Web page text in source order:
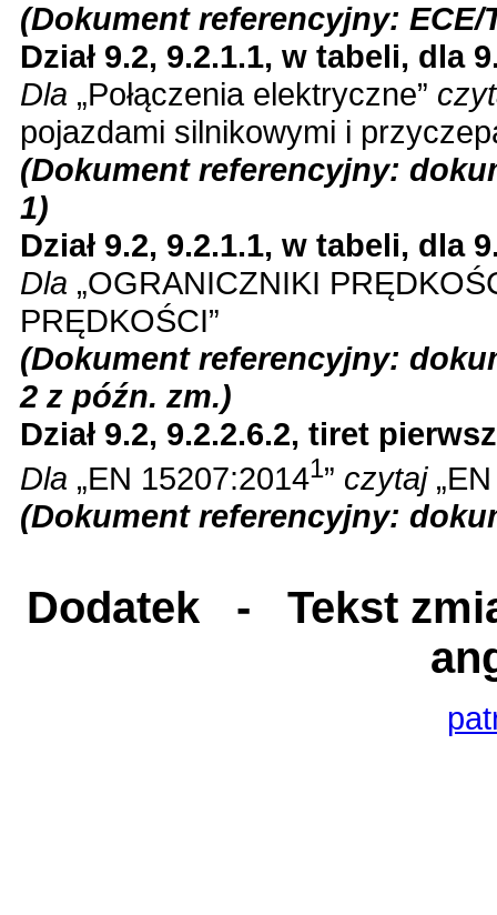
(Dokument referencyjny: ECE/
Dział 9.2, 9.2.1.1, w tabeli, dla
Dla „Połączenia elektryczne”
pojazdami silnikowymi i
(Dokument referencyjny:
1)
Dział 9.2, 9.2.1.1, w tabeli, dla
Dla „OGRANICZNIKI
PRĘDKOŚCI”
(Dokument referencyjny:
2 z późn. zm.)
Dział 9.2, 9.2.2.6.2, tiret
Dla „EN 15207:20141” czytaj
(Dokument referencyjny:
Dodatek - Tekst